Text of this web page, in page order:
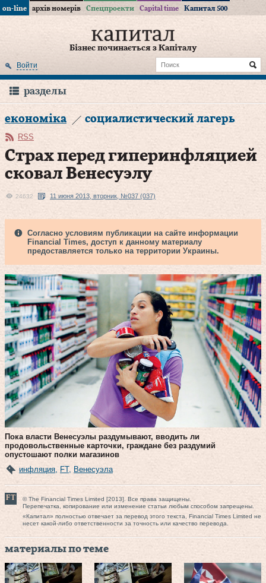
on-line архів номерів Спецпроекти Capital time Капитал 500
Бізнес починається з Капіталу
Войти
разделы
економіка социалистический лагерь
RSS
Страх перед гиперинфляцией
сковал Венесуэлу
24632 11 июня 2013, вторник, №037 (037)
Согласно условиям публикации на сайте информации
Financial Times, доступ к данному материалу
предоставляется только на территории Украины.
Пока власти Венесуэлы раздумывают, вводить ли
продовольственные карточки, граждане без раздумий
опустошают полки магазинов
инфляция
FT, Венесуэла
© The Financial Times Limited [2013]. Все права защищены.
Перепечатка, копирование или изменение статьи любым способом запрещены.
«Капитал» полностью отвечает за перевод этого текста, Financial Times Limited не
несет какой-либо ответственности за точность или качество перевода.
материалы по теме